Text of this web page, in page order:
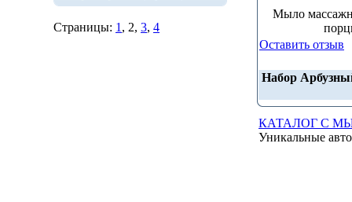
Страницы: 1 , 2, 3, 4
Мыло
Оставить отзыв
Набор
КАТАЛОГ С
Уникальные